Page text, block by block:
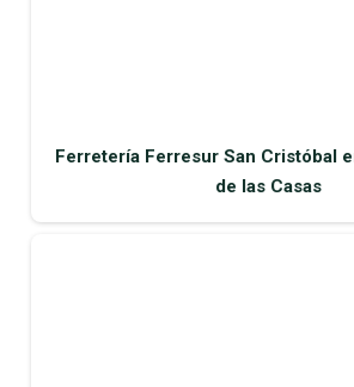
Ferretería Ferresur San Cristóbal
de las Casas